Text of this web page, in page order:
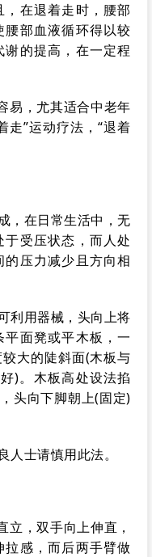
在退着走时，腰部
部血液循环得以较
的提高，在一定程
易，尤其适合中老年
走”运动疗法，“退着
，在日常生活中，无
受压状态，而人处
压力减少且方向相
利用器械，头向上将
面凳或平木板，一
大的陡斜面(木板与
)。木板高处设法掐
头向下脚朝上(固定)
士请慎用此法。
立，双手向上伸直，
感，而后两手臂做